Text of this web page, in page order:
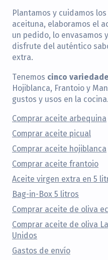
Plantamos y cuidamos
aceituna, elaboramos el
un pedido, lo envasamos
disfrute del auténtico
extra.
Tenemos cinco
Hojiblanca, Frantoio y
gustos y usos en la cocina.
Comprar aceite arbequina
Comprar aceite picual
Comprar aceite hojiblanca
Comprar aceite frantoio
Aceite virgen extra en 5
Bag-in-Box 5 litros
Comprar aceite de oliva
Comprar aceite de oliva
Unidos
Gastos de envío